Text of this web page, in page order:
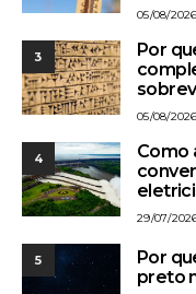
05/08/2026
3
Por
05/08/2026
4
Como
29/07/
5
Por
preto